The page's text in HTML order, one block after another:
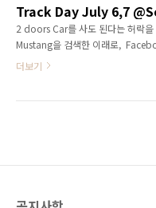
@Sonoma2025.07.05
리고 이건 Lap Timer로 측정한 최
..
데, 한번은 Napa쪽 딜러사에 색상
는 옵션이 모두 있는 모델이 있어서
Mark up이 만달러라서 고민하다
떤지라도 볼까해서 주말에 가려고
하던 중, 비교적 가까운 San
Track Day July 6,7
2 doors Car를 사도 된다는 허락을
Mustang을 검색한 이래로,
광고들이 나를 여기까지 이끌었다.
racing에는 전혀 어울리지 않는 세단
더보기